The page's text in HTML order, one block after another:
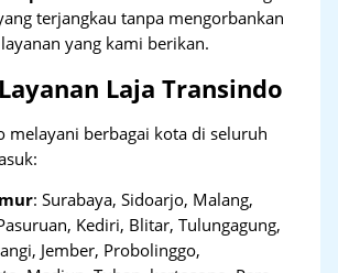
terjangkau tanpa mengorbankan
yang kami berikan.
Laja Transindo
melayani berbagai kota di seluruh
:Surabaya, Sidoarjo, Malang,
Kediri, Blitar, Tulungagung,
Jember, Probolinggo,